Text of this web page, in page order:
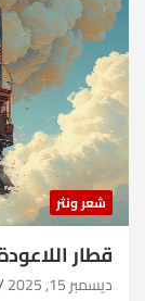
شعر ونثر
قطار
ديسمبر 15, 2025